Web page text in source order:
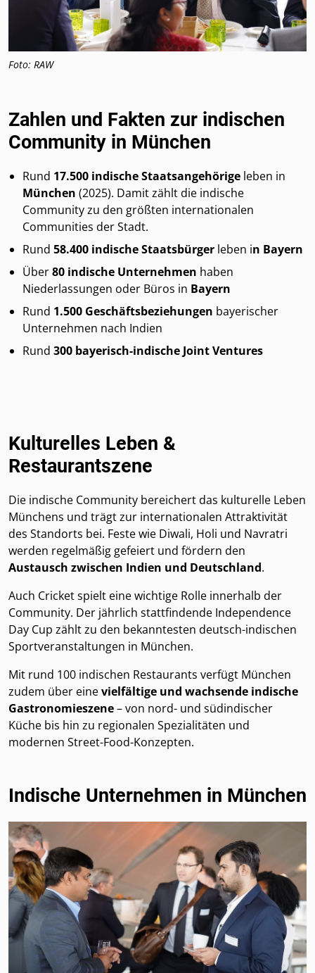
Foto: RAW
Zahlen und Fakten zur indischen
Community in München
Rund 17.500 indische Staatsangehörige leben in
München (2025). Damit zählt die indische
Community zu den größten internationalen
Communities der Stadt.
Rund 58.400 indische Staatsbürger leben in Bayern
Über80 indische Unternehmen haben
Niederlassungen oder Büros in Bayern
Rund 1.500 Geschäftsbeziehungen bayerischer
Unternehmen nach Indien
Rund 300 bayerisch-indische Joint Ventures
Kulturelles Leben &
Restaurantszene
Die indische Community bereichert das kulturelle Leben
Münchens und trägt zur internationalen Attraktivität
des Standorts bei. Feste wie Diwali, Holi und Navratri
werden regelmäßig gefeiert und fördern den
Austausch zwischen Indien und Deutschland.
Auch Cricket spielt eine wichtige Rolle innerhalb der
Community. Der jährlich stattfindende Independence
Day Cup zählt zu den bekanntesten deutsch-indischen
Sportveranstaltungen in München.
Mit rund 100 indischen Restaurants verfügt München
zudem über einevielfältige und wachsende indische
Gastronomieszene– von nord- und südindischer
Küche bis hin zu regionalen Spezialitäten und
modernen Street-Food-Konzepten.
Indische Unternehmen in München